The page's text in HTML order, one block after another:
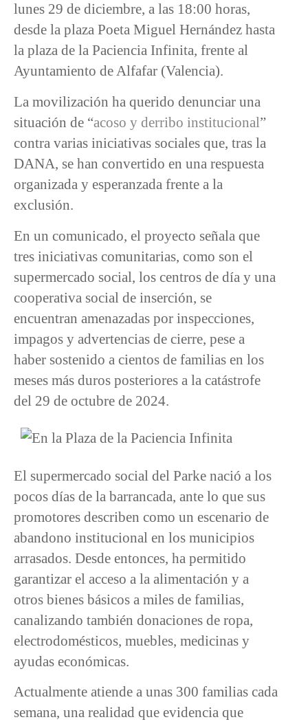
lunes 29 de diciembre, a las 18:00 horas,
desde la plaza Poeta Miguel Hernández hasta
la plaza de la Paciencia Infinita, frente al
Ayuntamiento de Alfafar (Valencia).
La movilización ha querido denunciar una
situación de “acoso y derribo institucional”
contra varias iniciativas sociales que, tras la
DANA, se han convertido en una respuesta
organizada y esperanzada frente a la
exclusión.
En un comunicado, el proyecto señala que
tres iniciativas comunitarias, como son el
supermercado social, los centros de día y una
cooperativa social de inserción, se
encuentran amenazadas por inspecciones,
impagos y advertencias de cierre, pese a
haber sostenido a cientos de familias en los
meses más duros posteriores a la catástrofe
del 29 de octubre de 2024.
El supermercado social del Parke nació a los
pocos días de la barrancada, ante lo que sus
promotores describen como un escenario de
abandono institucional en los municipios
arrasados. Desde entonces, ha permitido
garantizar el acceso a la alimentación y a
otros bienes básicos a miles de familias,
canalizando también donaciones de ropa,
electrodomésticos, muebles, medicinas y
ayudas económicas.
Actualmente atiende a unas 300 familias cada
semana, una realidad que evidencia que